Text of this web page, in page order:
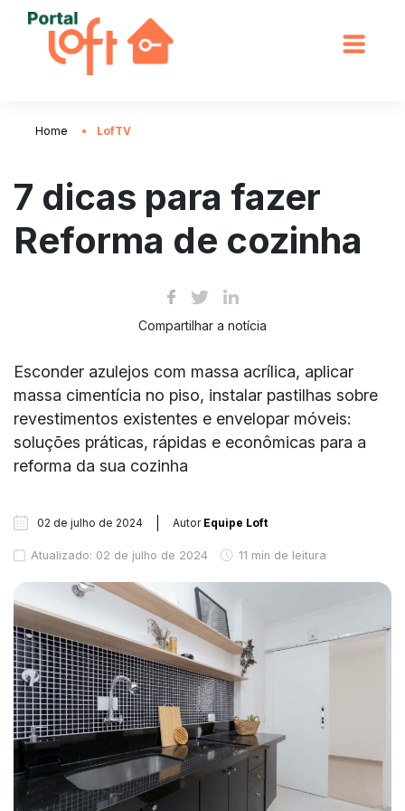
Home LofTV
7 dicas para fazer
Reforma de cozinha
Compartilhar a notícia
Esconder azulejos com massa acrílica, aplicar
massa cimentícia no piso, instalar pastilhas sobre
revestimentos existentes e envelopar móveis:
soluções práticas, rápidas e econômicas para a
reforma da sua cozinha
02 de julho de 2024 Autor Equipe Loft
Atualizado: 02 de julho de 2024 11 min de leitura